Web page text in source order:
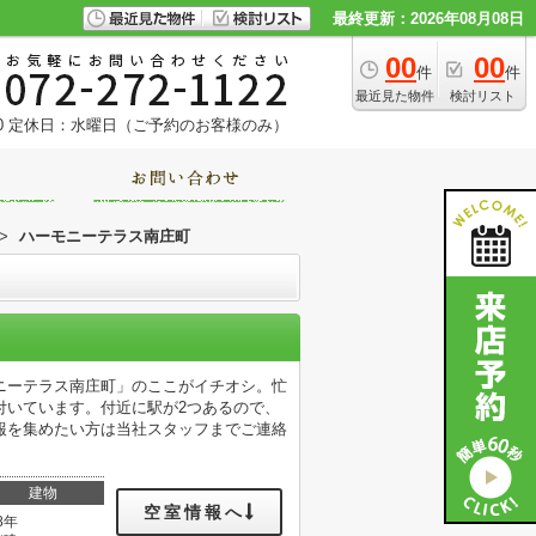
最終更新：2026年08月08日
00件
最近見た物件
00件
検討リスト
定休日：水曜日（ご予約のお客様のみ）
> ハーモニーテラス南庄町
テラス南庄町」のここがイチオシ。忙
ています。付近に駅が2つあるので、
集めたい方は当社スタッフまでご連絡
建物
年
空室情報へ